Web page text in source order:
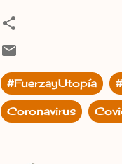
#FuerzayUtopía
Coronavirus